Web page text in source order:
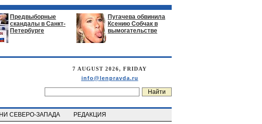
Предвыборные
скандалы в Санкт-
Петербурге
Пугачева обвинила
Ксению Собчак в
вымогательстве
7 AUGUST 2026, FRIDAY
info@lenpravda.ru
СЕВЕРО-ЗАПАДА РЕДАКЦИЯ